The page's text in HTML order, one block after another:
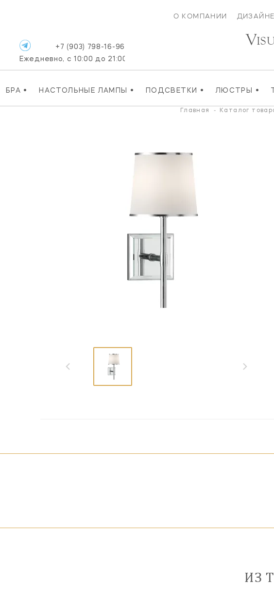
О КОМПАНИИ
БРА • НАСТОЛЬНЫЕ ЛАМПЫ • ПОДСВЕТКИ • ЛЮСТРЫ •
+7 (903) 798-16-96
Ежедневно, с 10:00 до 21:00
V
Главная - Каталог
ИЗ